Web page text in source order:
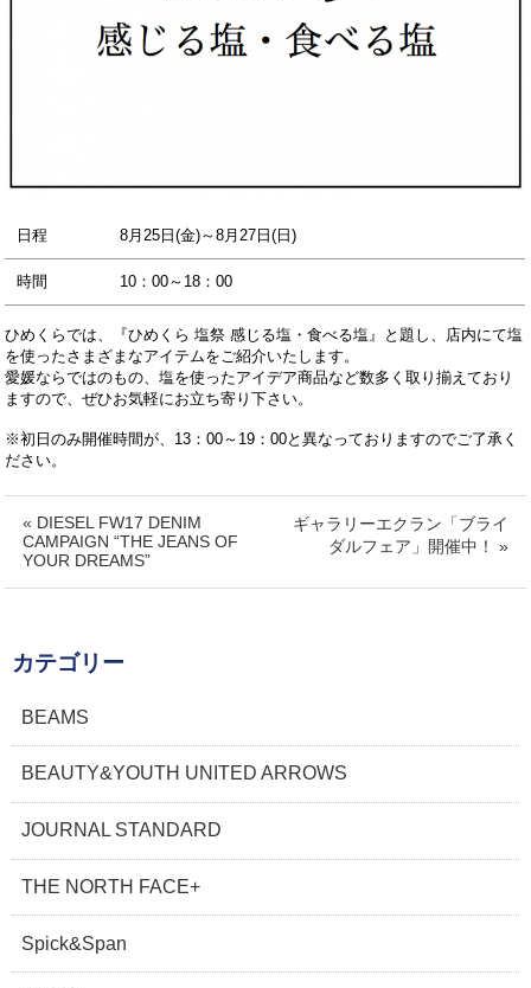
日程 8月25日(金)～8月27日(日)
時間 10：00～18：00
ひめくらでは、『ひめくら 塩祭 感じる塩・食べる塩』と題し、店内にて塩
を使ったさまざまなアイテムをご紹介いたします。
愛媛ならではのもの、塩を使ったアイデア商品など数多く取り揃えており
ますので、ぜひお気軽にお立ち寄り下さい。
※初日のみ開催時間が、13：00～19：00と異なっておりますのでご了承く
ださい。
« DIESEL FW17 DENIM
CAMPAIGN “THE JEANS OF
YOUR DREAMS”
ギャラリーエクラン「ブライ
ダルフェア」開催中！ »
カテゴリー
BEAMS
BEAUTY&YOUTH UNITED ARROWS
JOURNAL STANDARD
THE NORTH FACE+
Spick&Span